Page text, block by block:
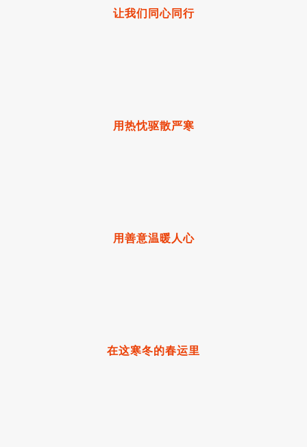
让我们同心同行
用热忱驱散严寒
用善意温暖人心
在这寒冬的春运里